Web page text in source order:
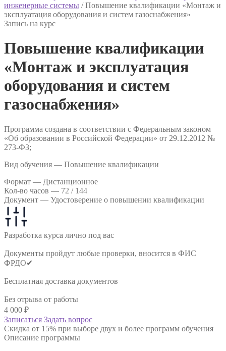
инженерные системы /Повышение квалификации «Монтаж и
эксплуатация оборудования и систем газоснабжения»
Запись на курс
Повышение квалификации
«Монтаж и эксплуатация
оборудования и систем
газоснабжения»
Программа создана в соответствии с Федеральным законом
«Об образовании в Российской Федерации» от 29.12.2012 №
273-ФЗ;
Вид обучения — Повышение квалификации
Формат — Дистанционное
Кол-во часов — 72 / 144
Документ — Удостоверение о повышении квалификации
Разработка курса лично под вас
Документы пройдут любые проверки, вносится в ФИС
ФРДО✔
Бесплатная доставка документов
Без отрыва от работы
4 000 ₽
Записаться Задать вопрос
Скидка от 15% при выборе двух и более программ обучения
Описание программы